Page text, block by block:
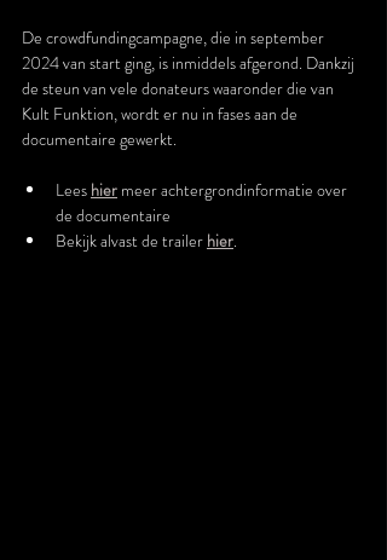
De crowdfundingcampagne, die in september
2024 van start ging, is inmiddels afgerond. Dankzij
de steun van vele donateurs waaronder die van
Kult Funktion, wordt er nu in fases aan de
documentaire gewerkt.
Lees hier meer achtergrondinformatie over
de documentaire
Bekijk alvast de trailer hier.